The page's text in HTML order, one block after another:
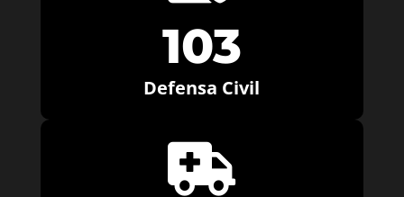
103
Defensa Civil
